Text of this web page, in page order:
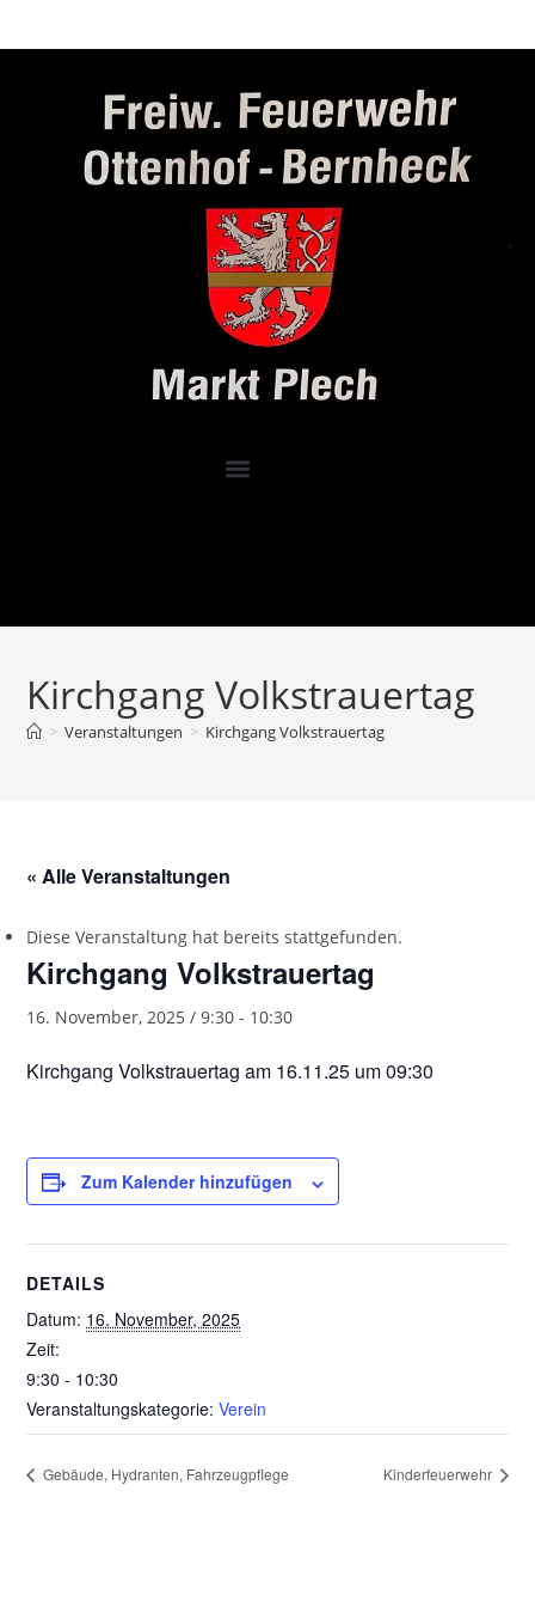
Kirchgang Volkstrauertag
> Veranstaltungen > Kirchgang Volkstrauertag
« Alle Veranstaltungen
Diese Veranstaltung hat bereits stattgefunden.
Kirchgang Volkstrauertag
16. November, 2025 / 9:30 - 10:30
Kirchgang Volkstrauertag am 16.11.25 um 09:30
Zum Kalender hinzufügen
DETAILS
Datum: 16. November, 2025
Zeit:
9:30 - 10:30
Veranstaltungskategorie: Verein
Gebäude, Hydranten, Fahrzeugpflege Kinderfeuerwehr